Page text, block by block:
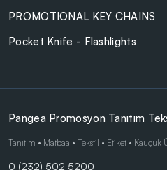
PROMOTIONAL KEY CHAINS
Pocket Knife - Flashlights
Cam Ürünler
BAG - WALLET
Çocuk Ürünleri
Eco-Friendly Pens
Pangea Promosyon Tanıtım
Tanıtım • Matbaa • Tekstil • Etiket • Kauçuk
0 (232) 502 5200